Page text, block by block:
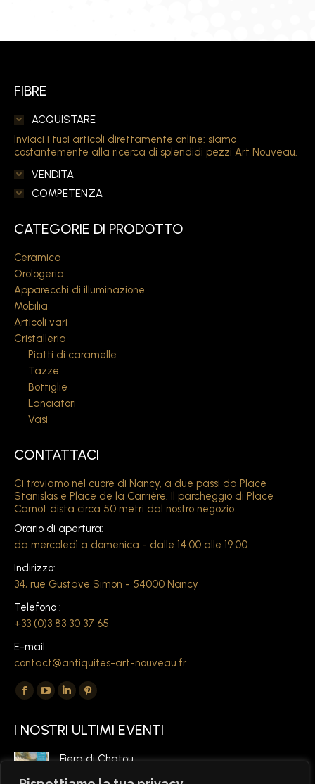
FIBRE
ACQUISTARE
Inviaci i tuoi articoli direttamente online: siamo
costantemente alla ricerca di splendidi pezzi Art Nouveau.
VENDITA
COMPETENZA
CATEGORIE DI PRODOTTO
Ceramica
Orologeria
Apparecchi di illuminazione
Mobilia
Articoli vari
Cristalleria
Piatti di caramelle
Tazze
Bottiglie
Lanciatori
Vasi
CONTATTACI
Ci troviamo nel cuore di Nancy, a due passi da Place
Stanislas e Place de la Carrière. Il parcheggio di Place
Carnot dista circa 50 metri dal nostro negozio.
Orario di apertura:
da mercoledì a domenica - dalle 14:00 alle 19:00
Indirizzo:
34, rue Gustave Simon - 54000 Nancy
Telefono :
+33 (0)3 83 30 37 65
E-mail:
contact@antiquites-art-nouveau.fr
Ci trovate su:
La
Facebook
si
La
di
YouTube
La
di
LinkedIn
La
di
Pinterest
I NOSTRI ULTIMI EVENTI
Fiera di Chatou,